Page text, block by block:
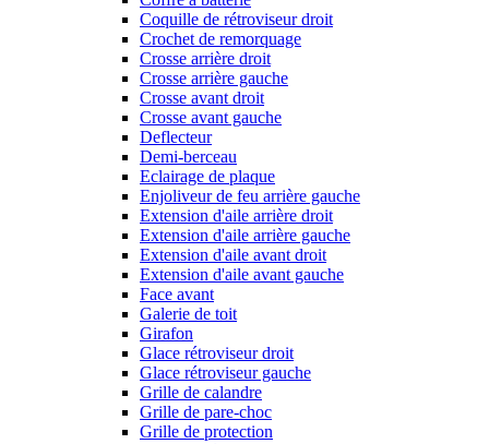
Coquille de rétroviseur droit
Crochet de remorquage
Crosse arrière droit
Crosse arrière gauche
Crosse avant droit
Crosse avant gauche
Deflecteur
Demi-berceau
Eclairage de plaque
Enjoliveur de feu arrière gauche
Extension d'aile arrière droit
Extension d'aile arrière gauche
Extension d'aile avant droit
Extension d'aile avant gauche
Face avant
Galerie de toit
Girafon
Glace rétroviseur droit
Glace rétroviseur gauche
Grille de calandre
Grille de pare-choc
Grille de protection